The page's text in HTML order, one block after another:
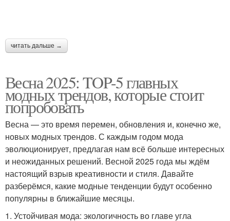
читать дальше →
Весна 2025: TOP-5 главных
модных трендов, которые стоит
попробовать
Весна — это время перемен, обновления и, конечно же,
новых модных трендов. С каждым годом мода
эволюционирует, предлагая нам всё больше интересных
и неожиданных решений. Весной 2025 года мы ждём
настоящий взрыв креативности и стиля. Давайте
разберёмся, какие модные тенденции будут особенно
популярны в ближайшие месяцы.
1. Устойчивая мода: экологичность во главе угла